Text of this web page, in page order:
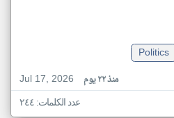
Politics
Jul 17, 2026
منذ ٢٢ يوم
عدد الكلمات: ٢٤٤